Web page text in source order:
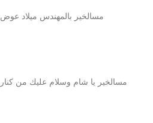
مسالخير بالمهندس ميلاد عوض
مسالخير يا شام وسلام عليك من كنار